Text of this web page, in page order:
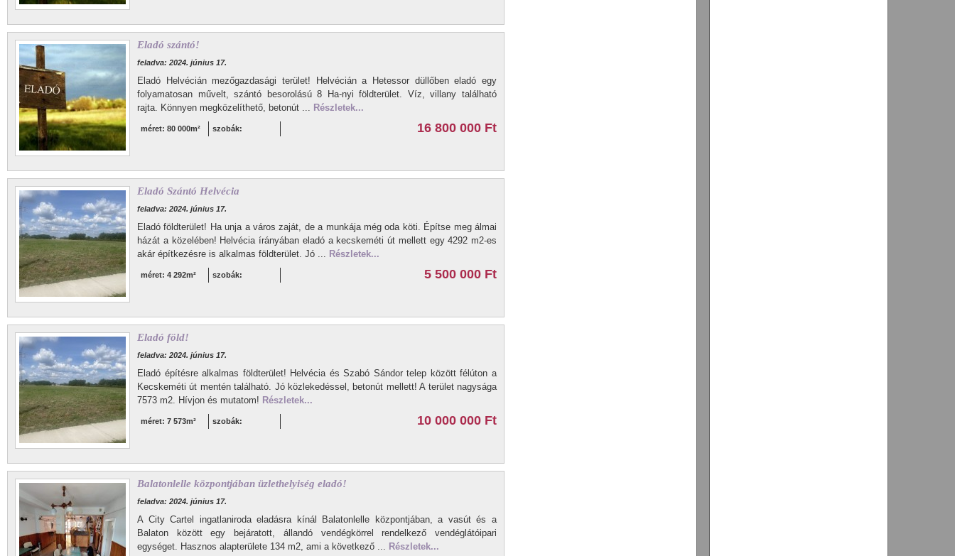
Eladó szántó!
feladva: 2024. június 17.
Eladó Helvécián mezőgazdasági terület! Helvécián a Hetessor düllőben eladó egy
folyamatosan művelt, szántó besorolású 8 Ha-nyi földterület. Víz, villany található
rajta. Könnyen megközelíthető, betonút ... Részletek...
méret: 80 000m² szobák: 16 800 000 Ft
Eladó Szántó Helvécia
feladva: 2024. június 17.
Eladó földterület! Ha unja a város zaját, de a munkája még oda köti. Építse meg álmai
házát a közelében! Helvécia írányában eladó a kecskeméti út mellett egy 4292 m2-es
akár építkezésre is alkalmas földterület. Jó ... Részletek...
méret: 4 292m² szobák: 5 500 000 Ft
Eladó föld!
feladva: 2024. június 17.
Eladó építésre alkalmas földterület! Helvécia és Szabó Sándor telep között félúton a
Kecskeméti út mentén található. Jó közlekedéssel, betonút mellett! A terület nagysága
7573 m2. Hívjon és mutatom! Részletek...
méret: 7 573m² szobák: 10 000 000 Ft
Balatonlelle központjában üzlethelyiség eladó!
feladva: 2024. június 17.
A City Cartel ingatlaniroda eladásra kínál Balatonlelle központjában, a vasút és a
Balaton között egy bejáratott, állandó vendégkörrel rendelkező vendéglátóipari
egységet. Hasznos alapterülete 134 m2, ami a következő ... Részletek...